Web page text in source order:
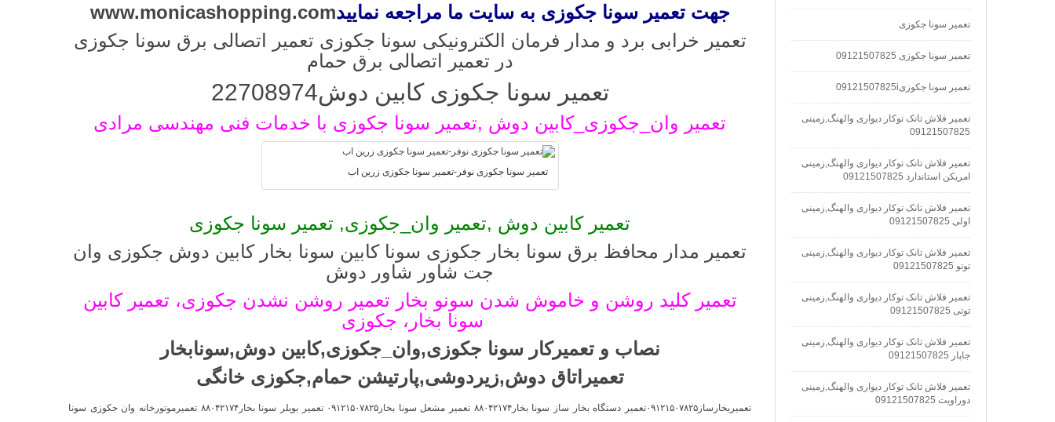
تعمیر سونا جکوزی
تعمیر سونا جکوزی 09121507825
تعمیر سونا جکوزی09121507825i
تعمیر فلاش تانک توکار دیواری والهنگ,زمینی
09121507825
تعمیر فلاش تانک توکار دیواری والهنگ,زمینی
امریکن استاندارد 09121507825
تعمیر فلاش تانک توکار دیواری والهنگ,زمینی
اولی 09121507825
تعمیر فلاش تانک توکار دیواری والهنگ,زمینی
توتو 09121507825
تعمیر فلاش تانک توکار دیواری والهنگ,زمینی
توتی 09121507825
تعمیر فلاش تانک توکار دیواری والهنگ,زمینی
جاپار 09121507825
تعمیر فلاش تانک توکار دیواری والهنگ,زمینی
دوراویت 09121507825
جهت تعمیر سونا جکوزی به سایت ما مراجعه نماییدwww.monicashopping.com
تعمیر خرابی برد و مدار فرمان الکترونیکی سونا جکوزی تعمیر اتصالی برق سونا جکوزی
در تعمیر اتصالی برق حمام
تعمیر سونا جکوزی کابین دوش22708974
تعمیر وان_جکوزی_کابین دوش ,تعمیر سونا جکوزی با خدمات فنی مهندسی مرادی
تعمیر سونا جکوزی نوفر-تعمیر سونا جکوزی زرین اب
تعمیر کابین دوش ,تعمیر وان_جکوزی, تعمیر سونا جکوزی
تعمیر مدار محافظ برق سونا بخار جکوزی سونا کابین سونا بخار کابین دوش جکوزی وان
جت شاور شاور دوش
تعمیر کلید روشن و خاموش شدن سونو بخار تعمیر روشن نشدن جکوزی، تعمیر کابین
سونا بخار، جکوزی
نصاب و تعمیرکار سونا جکوزی,وان_جکوزی,کابین دوش,سونابخار
تعمیراتاق دوش,زیردوشی,پارتیشن حمام,جکوزی خانگی
تعمیربخارساز۰۹۱۲۱۵۰۷۸۲۵تعمیر دستگاه بخار ساز سونا بخار۸۸۰۴۲۱۷۴ تعمیر مشعل سونا بخار۰۹۱۲۱۵۰۷۸۲۵ تعمیر بویلر سونا بخار۸۸۰۴۲۱۷۴ تعمیرموتورخانه وان جکوزی سونا